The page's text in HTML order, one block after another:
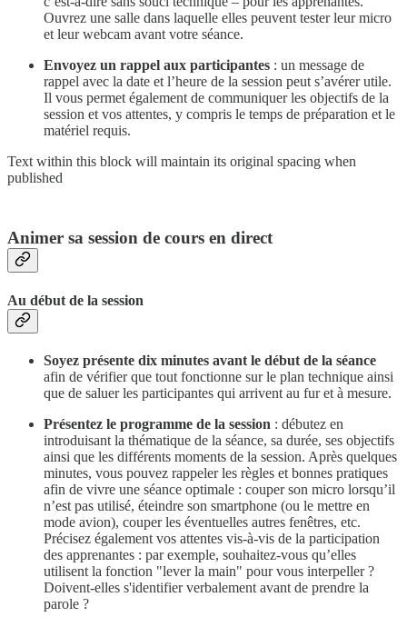
Ouvrez une salle dans laquelle elles peuvent tester leur micro
et leur webcam avant votre séance.
Envoyez un rappel aux participantes : un message de
rappel avec la date et l’heure de la session peut s’avérer utile.
Il vous permet également de communiquer les objectifs de la
session et vos attentes, y compris le temps de préparation et le
matériel requis.
Text within this block will maintain its original spacing when
published
Animer sa session de cours en direct
Au début de la session
Soyez présente dix minutes avant le début de la séance
afin de vérifier que tout fonctionne sur le plan technique ainsi
que de saluer les participantes qui arrivent au fur et à mesure.
Présentez le programme de la session : débutez en
introduisant la thématique de la séance, sa durée, ses objectifs
ainsi que les différents moments de la session. Après quelques
minutes, vous pouvez rappeler les règles et bonnes pratiques
afin de vivre une séance optimale : couper son micro lorsqu’il
n’est pas utilisé, éteindre son smartphone (ou le mettre en
mode avion), couper les éventuelles autres fenêtres, etc.
Précisez également vos attentes vis-à-vis de la participation
des apprenantes : par exemple, souhaitez-vous qu’elles
utilisent la fonction "lever la main" pour vous interpeller ?
Doivent-elles s'identifier verbalement avant de prendre la
parole ?